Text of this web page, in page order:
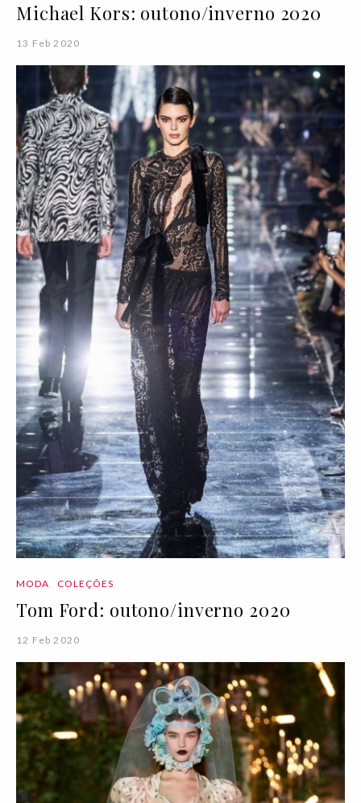
Michael Kors: outono/inverno 2020
13 Feb 2020
MODA COLEÇÕES
Tom Ford: outono/inverno 2020
12 Feb 2020